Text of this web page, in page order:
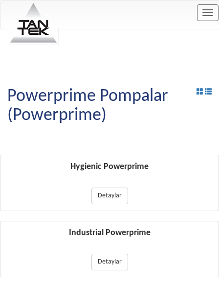
Powerprime Pompalar
(Powerprime)
Hygienic Powerprime
Detaylar
Industrial Powerprime
Detaylar